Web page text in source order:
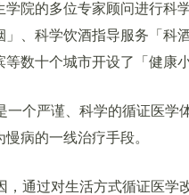
院的多位专家顾问进行科
、科学饮酒指导服务「科
数十个城市开设了「健康
个严谨、科学的循证医学
病的一线治疗手段。
通过对生活方式循证医学